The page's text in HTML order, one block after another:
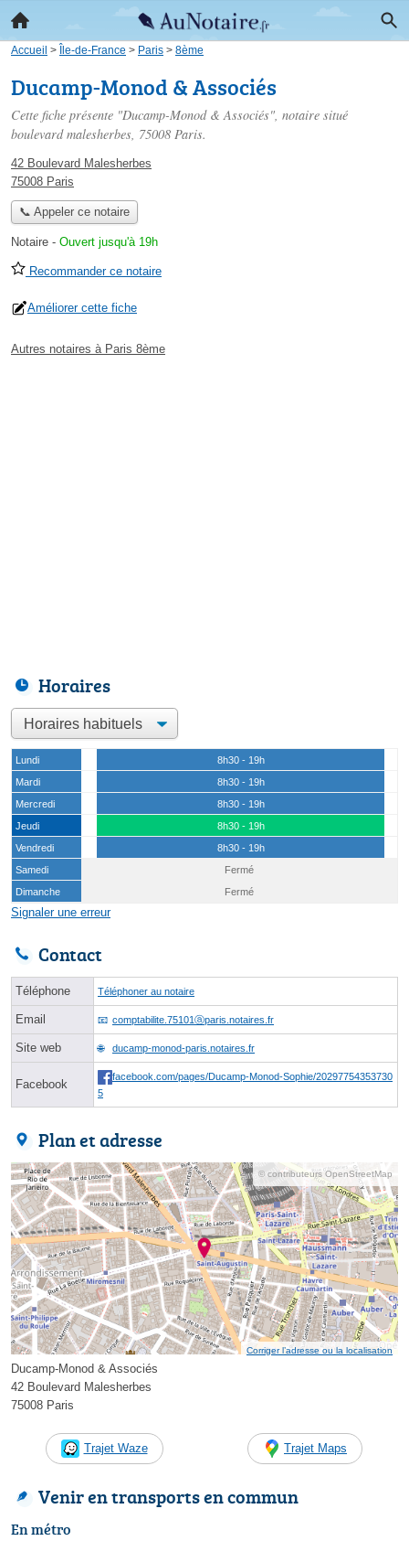
Accueil > Île-de-France > Paris > 8ème
Ducamp-Monod & Associés
Cette fiche présente "Ducamp-Monod & Associés", notaire situé
boulevard malesherbes, 75008 Paris.
42 Boulevard Malesherbes
75008 Paris
📞 Appeler ce notaire
Notaire - Ouvert jusqu'à 19h
Recommander ce notaire
Améliorer cette fiche
Autres notaires à Paris 8ème
Horaires
Lundi
8h30 - 19h
Mardi
8h30 - 19h
Mercredi
8h30 - 19h
Jeudi
8h30 - 19h
Vendredi
8h30 - 19h
Samedi
Fermé
Dimanche
Fermé
Signaler une erreur
Contact
Téléphone Téléphoner au notaire
Email comptabilite.75101ⓐparis.notaires.fr
Site web ducamp-monod-paris.notaires.fr
Facebook
facebook.com/pages/Ducamp-Monod-Sophie/20297754353730
5
Plan et adresse
© contributeurs OpenStreetMap
Corriger l’adresse ou la localisation
Ducamp-Monod & Associés
42 Boulevard Malesherbes
75008 Paris
Trajet Waze Trajet Maps
Venir en transports en commun
En métro